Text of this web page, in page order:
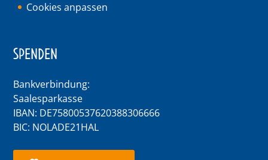
Cookies anpassen
SPENDEN
Bankverbindung:
Saalesparkasse
IBAN: DE75800537620388306666
BIC: NOLADE21HAL